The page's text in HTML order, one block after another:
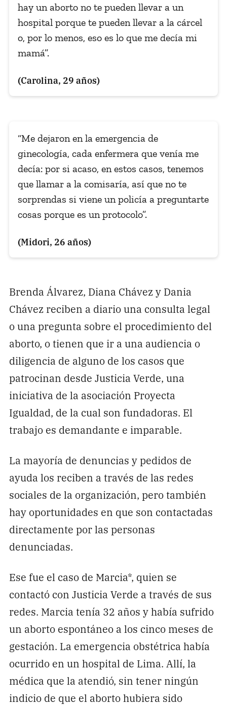
RECIBE NUESTRO BOLETÍN
Enviar
hay un aborto no te pueden llevar a un
hospital porque te pueden llevar a la cárcel
o, por lo menos, eso es lo que me decía mi
mamá”.
(Carolina, 29 años)
“Me dejaron en la emergencia de
ginecología, cada enfermera que venía me
decía: por si acaso, en estos casos, tenemos
que llamar a la comisaría, así que no te
sorprendas si viene un policía a preguntarte
cosas porque es un protocolo”.
(Midori, 26 años)
Brenda Álvarez, Diana Chávez y Dania
Chávez reciben a diario una consulta legal
o una pregunta sobre el procedimiento del
aborto, o tienen que ir a una audiencia o
diligencia de alguno de los casos que
patrocinan desde Justicia Verde, una
iniciativa de la asociación Proyecta
Igualdad, de la cual son fundadoras. El
trabajo es demandante e imparable.
La mayoría de denuncias y pedidos de
ayuda los reciben a través de las redes
sociales de la organización, pero también
hay oportunidades en que son contactadas
directamente por las personas
denunciadas.
Ese fue el caso de Marcia*, quien se
contactó con Justicia Verde a través de sus
redes. Marcia tenía 32 años y había sufrido
un aborto espontáneo a los cinco meses de
gestación. La emergencia obstétrica había
ocurrido en un hospital de Lima. Allí, la
médica que la atendió, sin tener ningún
indicio de que el aborto hubiera sido